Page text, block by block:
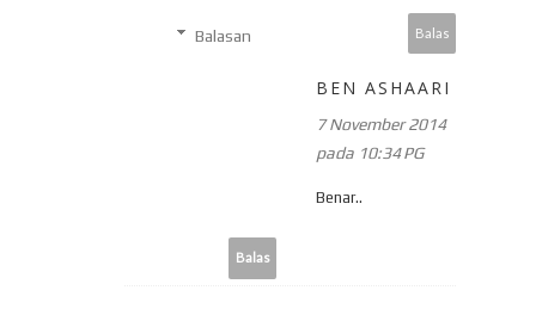
Balas
Balasan
BEN ASHAARI
7 November 2014
pada 10:34 PG
Benar..
Balas